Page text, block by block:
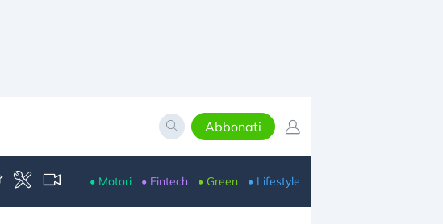
Abbonati
• Motori • Fintech • Green • Lifestyle